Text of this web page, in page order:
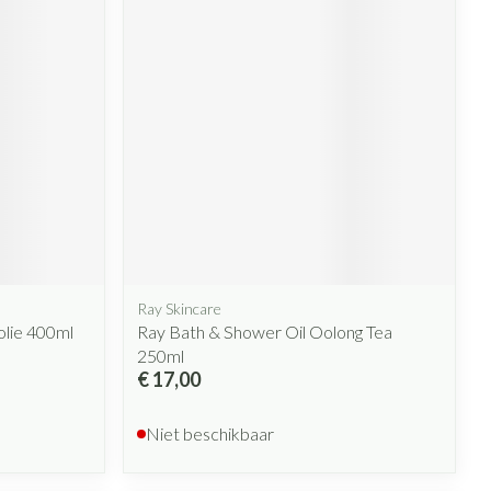
400ml
Ray Skincare
Ray Bath & Shower Oil Oolong Tea
250ml
€ 17,00
Niet beschikbaar